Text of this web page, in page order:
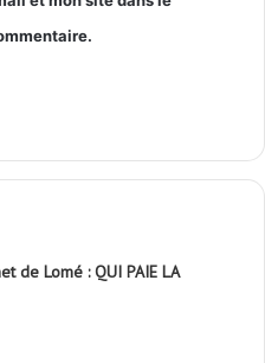
de Lomé : QUI PAIE LA